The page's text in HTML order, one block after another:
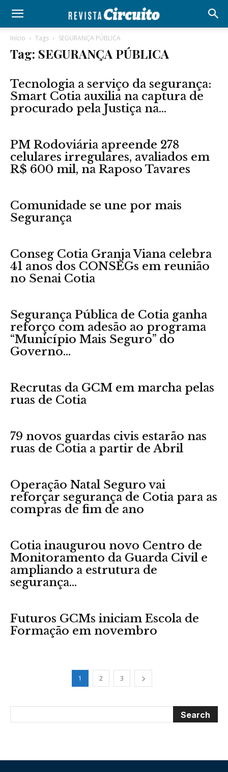
Início Tags SEGURANÇA PÚBLICA
Tag: SEGURANÇA PÚBLICA
Tecnologia a serviço da segurança:
Smart Cotia auxilia na captura de
procurado pela Justiça na...
PM Rodoviária apreende 278
celulares irregulares, avaliados em
R$ 600 mil, na Raposo Tavares
Comunidade se une por mais
Segurança
Conseg Cotia Granja Viana celebra
41 anos dos CONSEGs em reunião
no Senai Cotia
Segurança Pública de Cotia ganha
reforço com adesão ao programa
“Município Mais Seguro” do
Governo...
Recrutas da GCM em marcha pelas
ruas de Cotia
79 novos guardas civis estarão nas
ruas de Cotia a partir de Abril
Operação Natal Seguro vai
reforçar segurança de Cotia para as
compras de fim de ano
Cotia inaugurou novo Centro de
Monitoramento da Guarda Civil e
ampliando a estrutura de
segurança...
Futuros GCMs iniciam Escola de
Formação em novembro
1 2 3